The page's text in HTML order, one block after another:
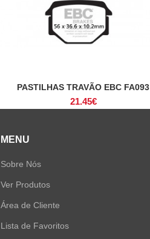
ADICIONAR
PASTILHAS TRAVÃO EBC FA093
21.45€
MENU
Sobre Nós
Ver Produtos
Área de Cliente
Lista de Favoritos